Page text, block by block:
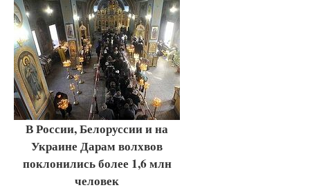
В России, Белоруссии и на
Украине Дарам волхвов
поклонились более 1,6 млн
человек